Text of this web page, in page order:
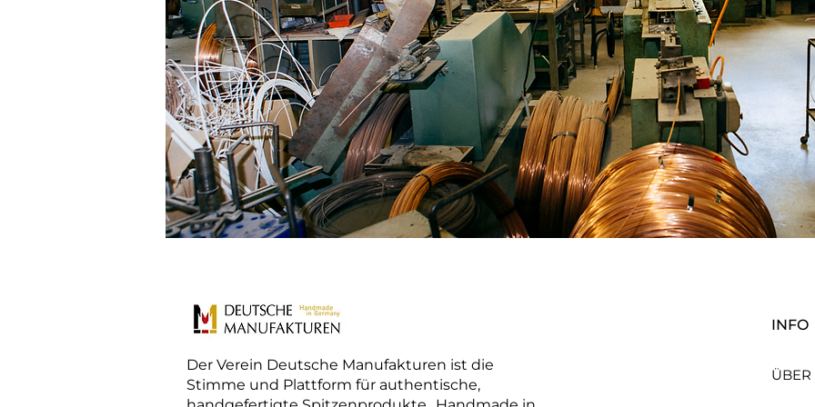
Der Verein Deutsche Manufakturen ist die
Stimme und Plattform für authentische,
INFO
ÜBER